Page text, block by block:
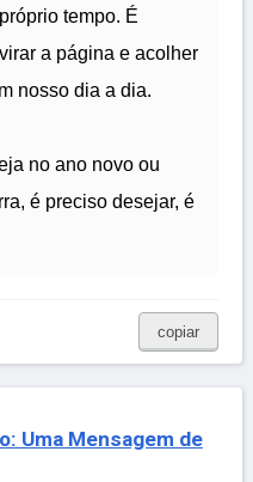
tempo. É
a página e acolher
nosso dia a dia.
no ano novo ou
é preciso desejar, é
copiar
Uma Mensagem de